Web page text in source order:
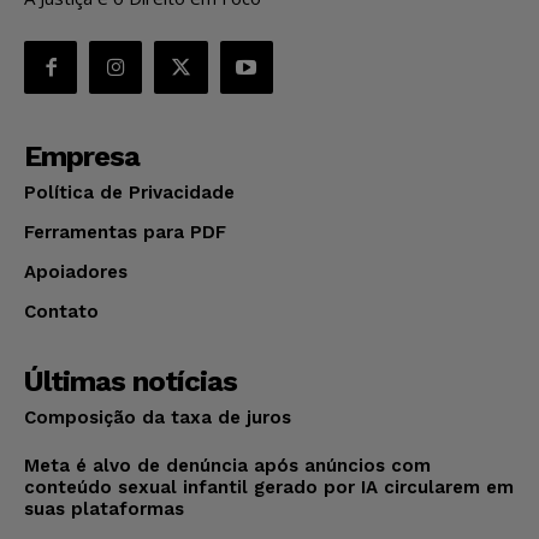
Empresa
Política de Privacidade
Ferramentas para PDF
Apoiadores
Contato
Últimas notícias
Composição da taxa de juros
Meta é alvo de denúncia após anúncios com
conteúdo sexual infantil gerado por IA circularem em
suas plataformas